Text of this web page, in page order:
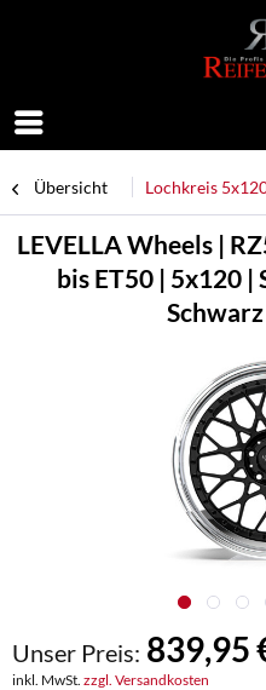
Übersicht Lochkreis
LEVELLA Wheels |
bis ET50 | 5x120 |
Unser Preis: 839,95
inkl. MwSt. zzgl. Versandkosten